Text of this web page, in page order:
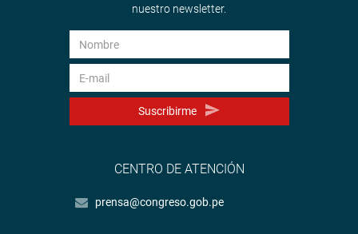
nuestro newsletter.
Suscribirme
CENTRO DE ATENCIÓN
prensa@congreso.gob.pe